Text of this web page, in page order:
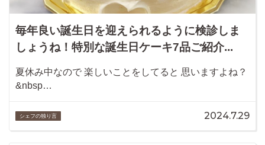
毎年良い誕生日を迎えられるように検診しま
しょうね！特別な誕生日ケーキ7品ご紹介...
夏休み中なので 楽しいことをしてると 思いますよね？
&nbsp…
シェフの独り言 2024.7.29